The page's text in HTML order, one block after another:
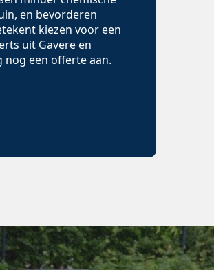
en bevorderen
kiezen voor een
uit Gavere en
nog een offerte aan.